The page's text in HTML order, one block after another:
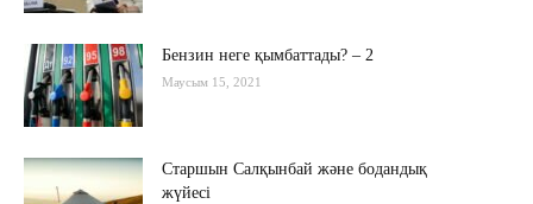
Бензин неге қымбаттады? – 2
Маусым 15, 2021
Старшын Салқынбай және бодандық
жүйесі